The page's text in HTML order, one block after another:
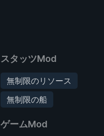
スタッツMod
無制限のリソース
無制限の船
ゲームMod